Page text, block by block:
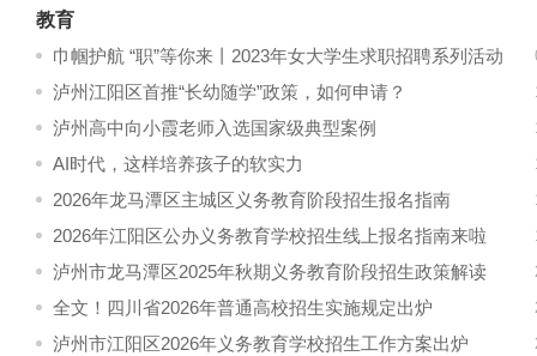
教育
巾帼护航 “职”等你来丨2023年女大学生求职招聘系列活动
来啦
泸州江阳区首推“长幼随学”政策，如何申请？
泸州高中向小霞老师入选国家级典型案例
AI时代，这样培养孩子的软实力
2026年龙马潭区主城区义务教育阶段招生报名指南
2026年江阳区公办义务教育学校招生线上报名指南来啦
泸州市龙马潭区2025年秋期义务教育阶段招生政策解读
全文！四川省2026年普通高校招生实施规定出炉
泸州市江阳区2026年义务教育学校招生工作方案出炉